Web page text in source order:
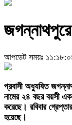
আপডেট সময়ঃ
প্রবাসী অধ্যুষিত
নামের ২৪ বছর বয়সী
করেছে। রবিবার
হয়েছে।